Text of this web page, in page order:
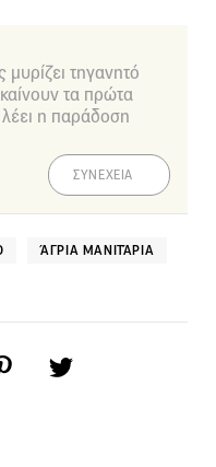
τηγανητό
τα πρώτα
λέει η παράδοση
ΣΥΝΕΧΕΙΑ
ΆΓΡΙΑ ΜΑΝΙΤΆΡΙΑ